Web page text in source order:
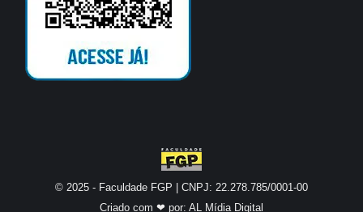
© 2025 - Faculdade FGP | CNPJ: 22.278.785/0001-00
Criado com ❤ por: AL Mídia Digital